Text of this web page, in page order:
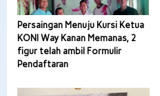
Persaingan Menuju Kursi Ketua
KONI Way Kanan Memanas, 2
figur telah ambil Formulir
Pendaftaran